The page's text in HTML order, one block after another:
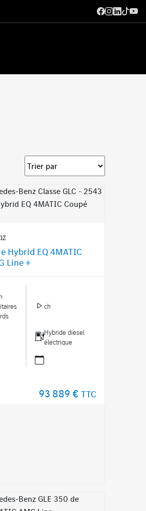
Hybrid EQ 4MATIC
Line +
ch
Hybride diesel
électrique
93 889 € TTC